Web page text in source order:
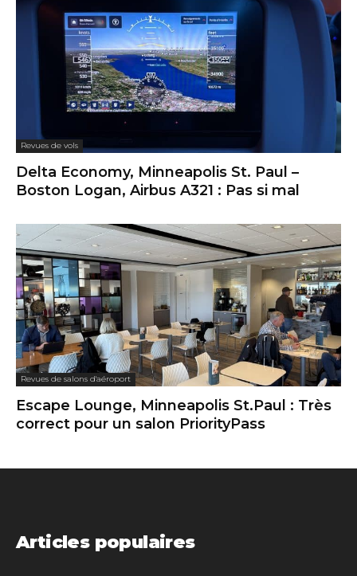
Revues de vols
Delta Economy, Minneapolis St. Paul –
Boston Logan, Airbus A321 : Pas si mal
Revues de salons d'aéroport
Escape Lounge, Minneapolis St.Paul : Très
correct pour un salon PriorityPass
Articles populaires